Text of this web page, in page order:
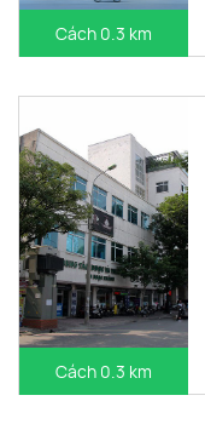
Cách 0.3 km
Cách 0.3 km